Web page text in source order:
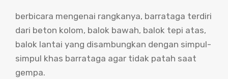
berbicara mengenai rangkanya, barrataga terdiri
dari beton kolom, balok bawah, balok tepi atas,
balok lantai yang disambungkan dengan simpul-
simpul khas barrataga agar tidak patah saat
gempa.